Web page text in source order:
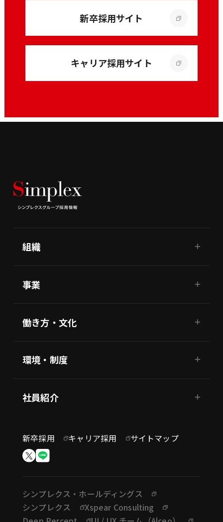
新卒採用サイト
キャリア採用サイト
組織
事業
働き方・文化
環境・制度
社員紹介
新卒採用 キャリア採用 サイトマップ
シンプレクス・ホールディングス
シンプレクス
Xspear Consulting